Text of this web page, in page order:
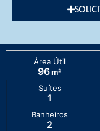
Área Útil
96 m²
Suítes
1
Banheiros
2